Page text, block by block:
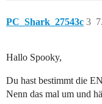
PC_Shark_27543c 3
Hallo Spooky,
Du hast bestimmt die
Nenn das mal um und